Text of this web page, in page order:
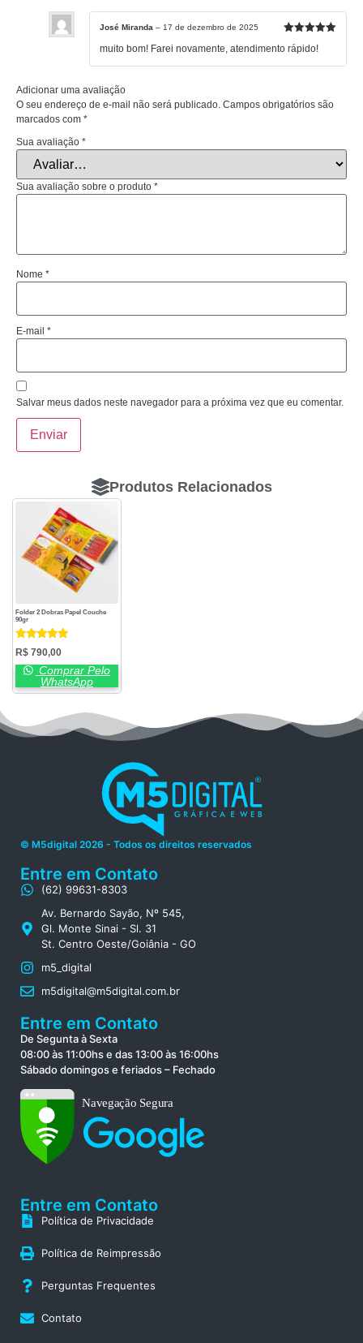
de 5
José Miranda – 17 de dezembro de 2025
muito bom! Farei novamente, atendimento rápido!
Adicionar uma avaliação
O seu endereço de e-mail não será publicado. Campos obrigatórios são
marcados com *
Sua avaliação *
Sua avaliação sobre o produto *
Nome *
E-mail *
Salvar meus dados neste navegador para a próxima vez que eu comentar.
Produtos Relacionados
Folder 2 Dobras Papel Couche
90gr
Avaliação
5.00
de 5
R$ 790,00
Comprar Pelo
WhatsApp
© M5digital 2026 - Todos os direitos reservados
Entre em Contato
(62) 99631-8303
Av. Bernardo Sayão, Nº 545,
Gl. Monte Sinai - Sl. 31
St. Centro Oeste/Goiânia - GO
m5_digital
m5digital@m5digital.com.br
Entre em Contato
De Segunta à Sexta
08:00 às 11:00hs e das 13:00 às 16:00hs
Sábado domingos e feriados – Fechado
Entre em Contato
Política de Privacidade
Política de Reimpressão
Perguntas Frequentes
Contato